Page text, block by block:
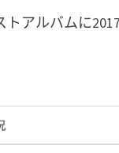
トアルバムに